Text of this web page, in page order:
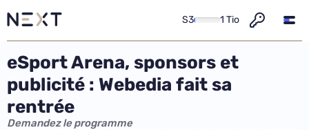
S3 1 Tio
eSport Arena, sponsors et
publicité : Webedia fait sa
rentrée
Demandez le programme